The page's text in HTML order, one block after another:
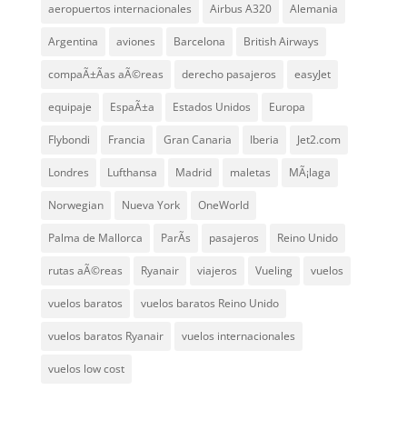
aeropuertos internacionales Airbus A320 Alemania
Argentina aviones Barcelona British Airways
compaÃ±Ã­as aÃ©reas derecho pasajeros easyJet
equipaje EspaÃ±a Estados Unidos Europa
Flybondi Francia Gran Canaria Iberia Jet2.com
Londres Lufthansa Madrid maletas MÃ¡laga
Norwegian Nueva York OneWorld
Palma de Mallorca ParÃ­s pasajeros Reino Unido
rutas aÃ©reas Ryanair viajeros Vueling vuelos
vuelos baratos vuelos baratos Reino Unido
vuelos baratos Ryanair vuelos internacionales
vuelos low cost